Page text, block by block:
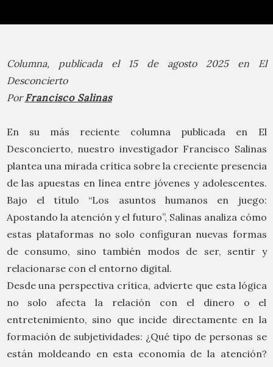
Columna, publicada el 15 de agosto 2025 en El
Desconcierto
PorFrancisco Salinas
En su más reciente columna publicada en El
Desconcierto, nuestro investigador Francisco Salinas
plantea una mirada crítica sobre la creciente presencia
de las apuestas en línea entre jóvenes y adolescentes.
Bajo el título “Los asuntos humanos en juego:
Apostando la atención y el futuro”, Salinas analiza cómo
estas plataformas no solo configuran nuevas formas
de consumo, sino también modos de ser, sentir y
relacionarse con el entorno digital.
Desde una perspectiva crítica, advierte que esta lógica
no solo afecta la relación con el dinero o el
entretenimiento, sino que incide directamente en la
formación de subjetividades: ¿Qué tipo de personas se
están moldeando en esta economía de la atención?